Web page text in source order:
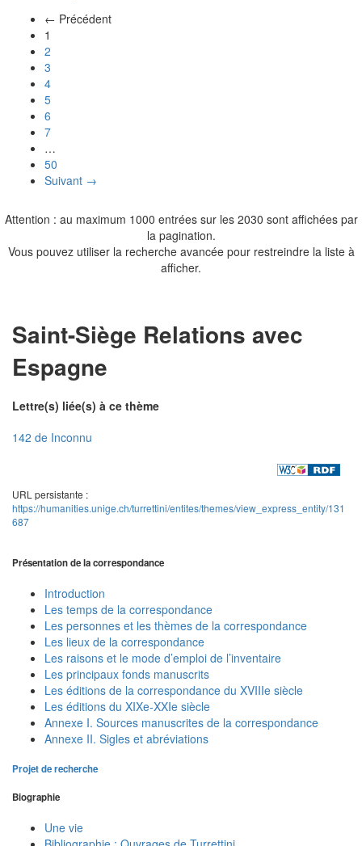
← Précédent
1
2
3
4
5
6
7
…
50
Suivant →
Attention : au maximum 1000 entrées sur les 2030 sont affichées par
la pagination.
Vous pouvez utiliser la recherche avancée pour restreindre la liste à
afficher.
Saint-Siège Relations avec
Espagne
Lettre(s) liée(s) à ce thème
142 de Inconnu
URL persistante :
https://humanities.unige.ch/turrettini/entites/themes/view_express_entity/131
687
Présentation de la correspondance
Introduction
Les temps de la correspondance
Les personnes et les thèmes de la correspondance
Les lieux de la correspondance
Les raisons et le mode d’emploi de l’inventaire
Les principaux fonds manuscrits
Les éditions de la correspondance du XVIIIe siècle
Les éditions du XIXe-XXIe siècle
Annexe I. Sources manuscrites de la correspondance
Annexe II. Sigles et abréviations
Projet de recherche
Biographie
Une vie